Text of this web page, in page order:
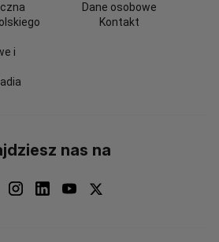
i
Dane osobowe
Kontakt
nas na